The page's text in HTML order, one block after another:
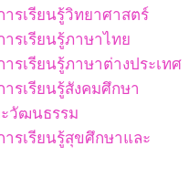
ารเรียนรู้วิทยาศาสตร์
ารเรียนรู้ภาษาไทย
ารเรียนรู้ภาษาต่างประเทศ
ารเรียนรู้สังคมศึกษา
วัฒนธรรม
ารเรียนรู้สุขศึกษาและ